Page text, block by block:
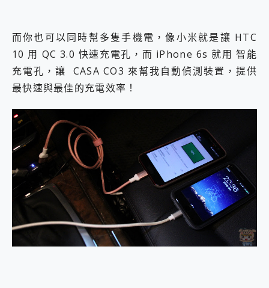
而你也可以同時幫多隻手機電，像小米就是讓 HTC
10 用 QC 3.0 快速充電孔，而 iPhone 6s 就用 智能
充電孔，讓 CASA CO3 來幫我自動偵測裝置，提供
最快速與最佳的充電效率！